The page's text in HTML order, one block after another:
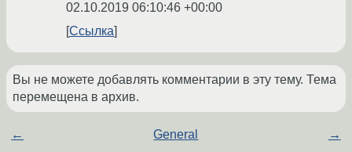
02.10.2019 06:10:46 +00:00
Ссылка
Вы не можете добавлять комментарии в эту тему. Тема
перемещена в архив.
← General →